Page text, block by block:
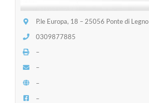
P.le Europa, 18 – 25056 Ponte di Legno
0309877885
–
–
–
–